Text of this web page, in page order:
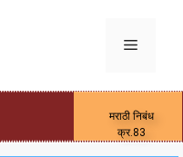
मराठी निबंध
क्र.83